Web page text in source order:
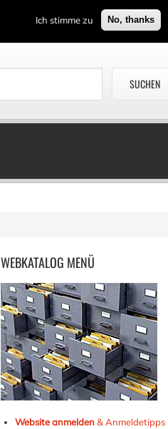
Ich stimme zu No, thanks
WEBKATALOG MENÜ
Website anmelden& Anmeldetipps